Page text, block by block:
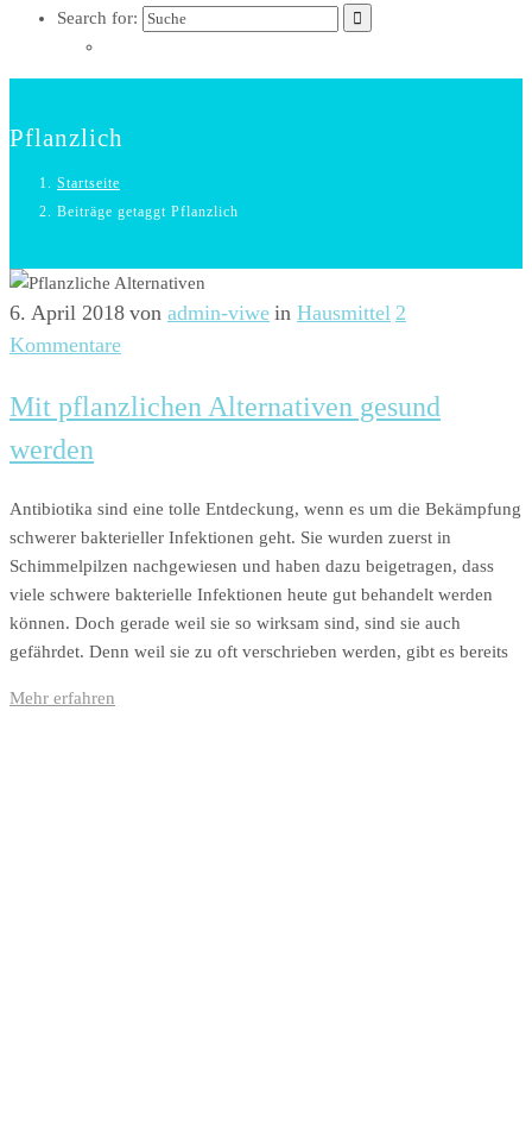
Search for:
Pflanzlich
Startseite
Beiträge getaggt Pflanzlich
6. April 2018 von admin-viwe in Hausmittel 2
Kommentare
Mit pflanzlichen Alternativen gesund
werden
Antibiotika sind eine tolle Entdeckung, wenn es um die Bekämpfung
schwerer bakterieller Infektionen geht. Sie wurden zuerst in
Schimmelpilzen nachgewiesen und haben dazu beigetragen, dass
viele schwere bakterielle Infektionen heute gut behandelt werden
können. Doch gerade weil sie so wirksam sind, sind sie auch
gefährdet. Denn weil sie zu oft verschrieben werden, gibt es bereits
Mehr erfahren